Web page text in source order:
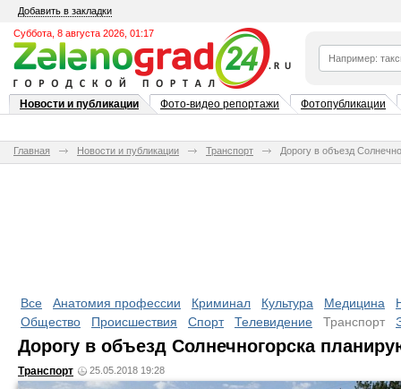
Добавить в закладки
Суббота, 8 августа 2026, 01:17
Новости и публикации Фото-видео репортажи Фотопубликации
Главная Новости и публикации Транспорт Дорогу в объезд
Все Анатомия профессии Криминал Культура Медицина
Общество
Происшествия Спорт Телевидение Транспорт
Дорогу в объезд Солнечногорска
Транспорт 25.05.2018 19:28